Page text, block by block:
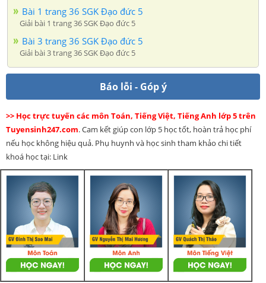
Bài 1 trang 36 SGK Đạo đức 5
Giải bài 1 trang 36 SGK Đạo đức 5
Bài 3 trang 36 SGK Đạo đức 5
Giải bài 3 trang 36 SGK Đạo đức 5
Báo lỗi - Góp ý
>> Học trực tuyến các môn Toán, Tiếng Việt, Tiếng Anh lớp 5 trên
Tuyensinh247.com. Cam kết giúp con lớp 5 học tốt, hoàn trả học phí
nếu học không hiệu quả. Phụ huynh và học sinh tham khảo chi tiết
khoá học tại: Link